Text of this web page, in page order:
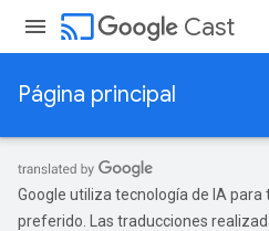
cast Cast
Página principal
Google utiliza tecnología de IA
preferido. Las traducciones